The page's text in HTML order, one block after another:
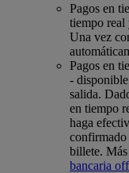
Pagos en
tiempo real
Una vez
Pagos en
-
salida.
en tiempo
haga
confirmado
billete.
bancaria